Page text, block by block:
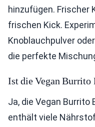
hinzufügen. Frischer
frischen Kick.
Knoblauchpulver
die perfekte
Ist die Vegan Burrito
Ja, die Vegan Burrito
enthält viele